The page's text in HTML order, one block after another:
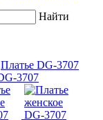
Найти
Платье DG-3707